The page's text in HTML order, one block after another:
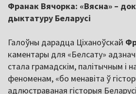
Франак Вячорка: «Вясна» –
дыктатуру Беларусі
Галоўны дарадца Ціханоўскай
каментары для «Белсату»
стала грамадскім, палітычным і
феноменам, «бо менавіта ў
адлюстраваная гісторыя